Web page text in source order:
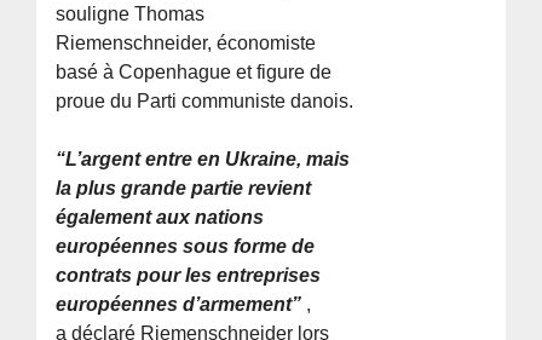
souligne Thomas
Riemenschneider, économiste
basé à Copenhague et figure de
proue du Parti communiste danois.
“L’argent entre en Ukraine, mais
la plus grande partie revient
également aux nations
européennes sous forme de
contrats pour les entreprises
européennes d’armement” ,
a déclaré Riemenschneider lors